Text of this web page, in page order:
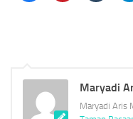
share share share
Maryadi
Maryadi Aris